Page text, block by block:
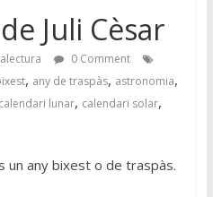
Juli Cèsar
0 Comment
, any de traspàs, astronomia,
calendari lunar, calendari solar,
un any bixest o de traspàs.